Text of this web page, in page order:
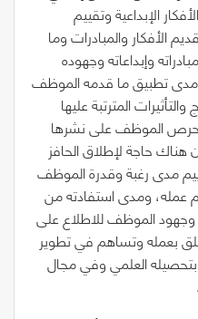
الإبداعية وتقييم
الأفكار والمبادرات وما
وإبداعاته وجهوده
تطبيق ما قدمه الموظف
المترتبة عليها
حرص الموظف على نشرها
هناك حاجة لإطلاق الحافز
مدى رغبة وقدرة الموظف
عمله، ومدى استفادته من
وجهود الموظف للاطلاع على
بعمله وتساهم في تطوير
بتحصيله العلمي وفي مجال